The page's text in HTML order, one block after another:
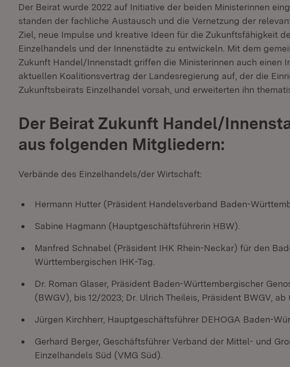
Der Beirat wurde 2022 auf Initiative der beiden Ministerinnen
standen der fachliche Austausch und die Vernetzung der
Ziel, neue Impulse und kreative Ideen für die Zukunftsfähigkeit
Einzelhandels und der Innenstädte zu entwickeln. Mit dem
Zukunft Handel/Innenstadt griffen die Ministerinnen auch einen
aktuellen Koalitionsvertrag der Landesregierung auf, der die
Zukunftsbeirats Einzelhandel vorsah, und erweiterten ihn
Der Beirat Zukunft Handel/
aus folgenden Mitgliedern:
Verbände des Einzelhandels/der Wirtschaft:
Hermann Hutter (Präsident Handelsverband Baden-
Sabine Hagmann (Hauptgeschäftsführerin HBW).
Manfred Schnabel (Präsident IHK Rhein-Neckar) für den
Württembergischen IHK-Tag.
Dr. Roman Glaser, Präsident Baden-Württembergischer
(BWGV), bis 12/2023; Dr. Ulrich Theileis, Präsident BWGV, ab
Jürgen Kirchherr, Hauptgeschäftsführer DEHOGA Baden-
Gerhard Berger, Geschäftsführer Verband der Mittel- und
Einzelhandels Süd (VMG Süd).